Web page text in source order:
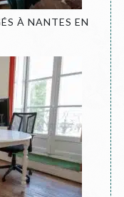
À NANTES EN